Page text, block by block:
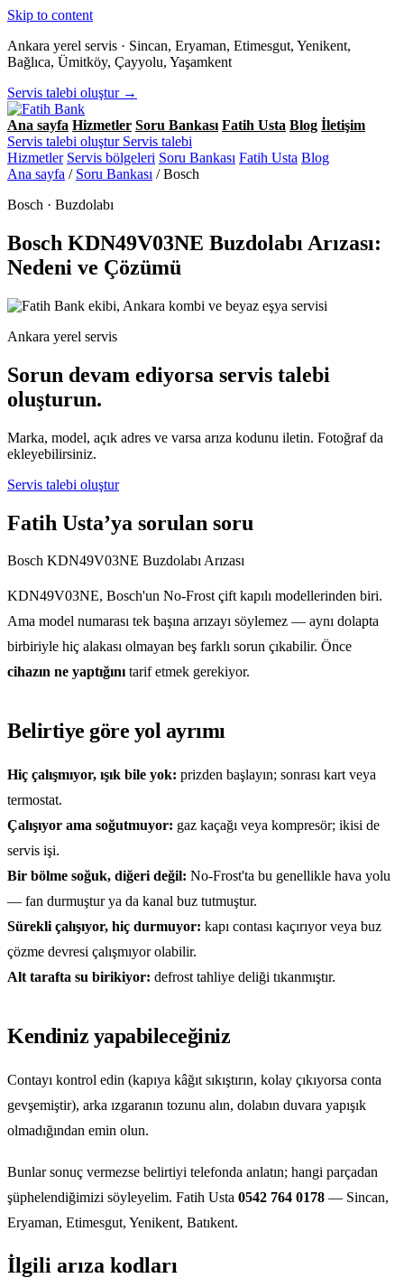
Skip to content
Ankara yerel servis · Sincan, Eryaman, Etimesgut, Yenikent,
Bağlıca, Ümitköy, Çayyolu, Yaşamkent
Servis talebi oluştur →
Ana sayfa Hizmetler Soru Bankası Fatih Usta Blog İletişim
Servis talebi oluştur Servis talebi
Hizmetler Servis bölgeleri Soru Bankası Fatih Usta Blog
Ana sayfa / Soru Bankası / Bosch
Bosch · Buzdolabı
Bosch KDN49V03NE Buzdolabı Arızası:
Nedeni ve Çözümü
Ankara yerel servis
Sorun devam ediyorsa servis talebi
oluşturun.
Marka, model, açık adres ve varsa arıza kodunu iletin. Fotoğraf da
ekleyebilirsiniz.
Servis talebi oluştur
Fatih Usta’ya sorulan soru
Bosch KDN49V03NE Buzdolabı Arızası
KDN49V03NE, Bosch'un No-Frost çift kapılı modellerinden biri.
Ama model numarası tek başına arızayı söylemez — aynı dolapta
birbiriyle hiç alakası olmayan beş farklı sorun çıkabilir. Önce
cihazın ne yaptığınıtarif etmek gerekiyor.
Belirtiye göre yol ayrımı
Hiç çalışmıyor, ışık bile yok: prizden başlayın; sonrası kart veya
termostat.
Çalışıyor ama soğutmuyor: gaz kaçağı veya kompresör; ikisi de
servis işi.
Bir bölme soğuk, diğeri değil: No-Frost'ta bu genellikle hava yolu
— fan durmuştur ya da kanal buz tutmuştur.
Sürekli çalışıyor, hiç durmuyor: kapı contası kaçırıyor veya buz
çözme devresi çalışmıyor olabilir.
Alt tarafta su birikiyor: defrost tahliye deliği tıkanmıştır.
Kendiniz yapabileceğiniz
Contayı kontrol edin (kapıya kâğıt sıkıştırın, kolay çıkıyorsa conta
gevşemiştir), arka ızgaranın tozunu alın, dolabın duvara yapışık
olmadığından emin olun.
Bunlar sonuç vermezse belirtiyi telefonda anlatın; hangi parçadan
şüphelendiğimizi söyleyelim. Fatih Usta 0542 764 0178 — Sincan,
Eryaman, Etimesgut, Yenikent, Batıkent.
İlgili arıza kodları